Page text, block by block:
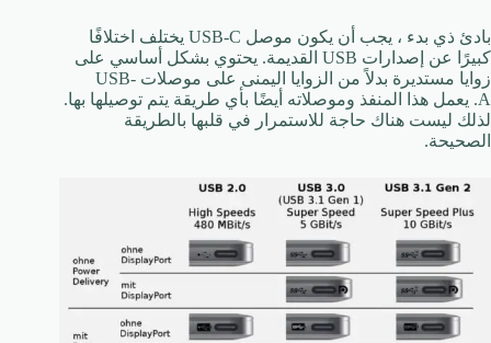
بادئ ذي بدء ، يجب أن يكون موصل USB-C يختلف اختلافًا
كبيرًا عن إصدارات USB القديمة. يحتوي بشكل أساسي على
زوايا مستديرة بدلاً من الزوايا اليمنى على موصلات USB-
A. يعمل هذا المنفذ وموصلاته أيضًا بأي طريقة يتم توصيلها بها.
لذلك ليست هناك حاجة للاستمرار في قلبها بالطريقة
الصحيحة.